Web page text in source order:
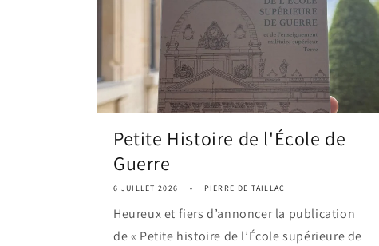
Petite Histoire de l'École de
Guerre
6 JUILLET 2026 PIERRE DE TAILLAC
Heureux et fiers d’annoncer la publication
de « Petite histoire de l’École supérieure de